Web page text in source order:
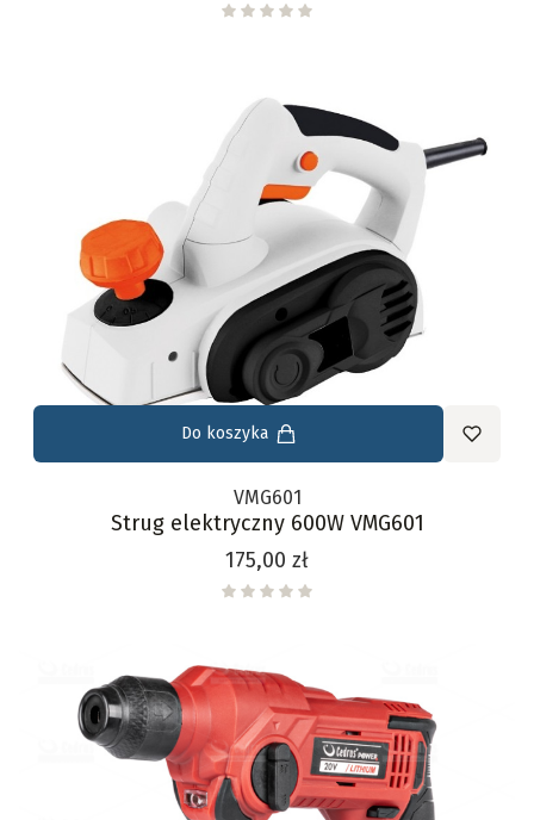
Do koszyka
VMG601
Strug elektryczny 600W VMG601
Cena
175,00 zł